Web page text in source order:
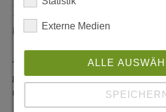
Redaktionelle Anfragen
info@stadtglanz.de
Anzeigen-Service
graen@mediaworldgmbh.deoder
meyer@mediaworldgmbh.de
Externe Medien
ALLE